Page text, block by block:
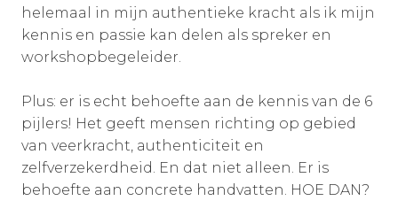
helemaal in mijn authentieke kracht als ik mijn
kennis en passie kan delen als spreker en
workshopbegeleider.
Plus: er is echt behoefte aan de kennis van de 6
pijlers! Het geeft mensen richting op gebied
van veerkracht, authenticiteit en
zelfverzekerdheid. En dat niet alleen. Er is
behoefte aan concrete handvatten. HOE DAN?